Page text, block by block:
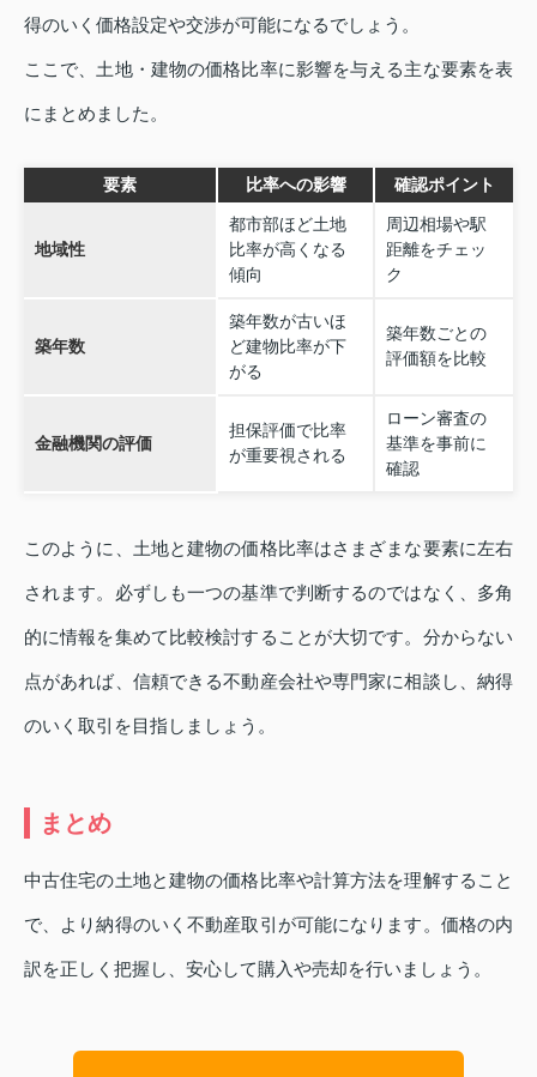
得のいく価格設定や交渉が可能になるでしょう。
ここで、土地・建物の価格比率に影響を与える主な要素を表
にまとめました。
要素 比率への影響 確認ポイント
地域性
都市部ほど土地
比率が高くなる
傾向
周辺相場や駅
距離をチェッ
ク
築年数
築年数が古いほ
ど建物比率が下
がる
築年数ごとの
評価額を比較
金融機関の評価
担保評価で比率
が重要視される
ローン審査の
基準を事前に
確認
このように、土地と建物の価格比率はさまざまな要素に左右
されます。必ずしも一つの基準で判断するのではなく、多角
的に情報を集めて比較検討することが大切です。分からない
点があれば、信頼できる不動産会社や専門家に相談し、納得
のいく取引を目指しましょう。
まとめ
中古住宅の土地と建物の価格比率や計算方法を理解すること
で、より納得のいく不動産取引が可能になります。価格の内
訳を正しく把握し、安心して購入や売却を行いましょう。